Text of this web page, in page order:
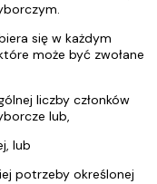
się w każdym
może być zwołane
liczby członków
lub,
lub
potrzeby określonej